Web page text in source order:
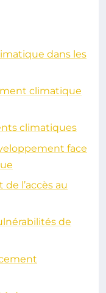
dans les
climatique
climatiques
face
l’accès au
de